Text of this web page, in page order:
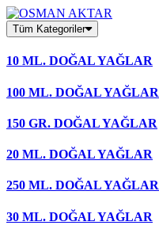
Skip
to
content
Tüm Kategoriler
10 ML. DOĞAL YAĞLAR
100 ML. DOĞAL YAĞLAR
150 GR. DOĞAL YAĞLAR
20 ML. DOĞAL YAĞLAR
250 ML. DOĞAL YAĞLAR
30 ML. DOĞAL YAĞLAR